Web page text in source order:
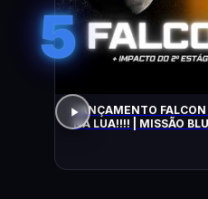
5
LANÇAMENTO FALCON 9 +
NA LUA!!!! | MISSÃO